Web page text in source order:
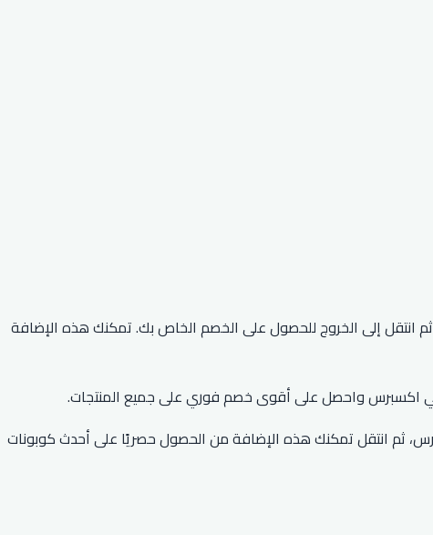
يمنحك كود خصم علي اكسبرس 2026 خصمًا يصل إلى 90٪ على أفضل المنتجات على موقع علي إكسبريس. قم بتفعيل كود Ali Express ثم انتقل إلى الخروج للحصول على الخصم الخاص بك. تمكنك هذه الإضافة
كود علي اكسبرس، ثم انتقل تمكنك هذه الإضافة من الحصول حصريًا على أحدث كوبونات